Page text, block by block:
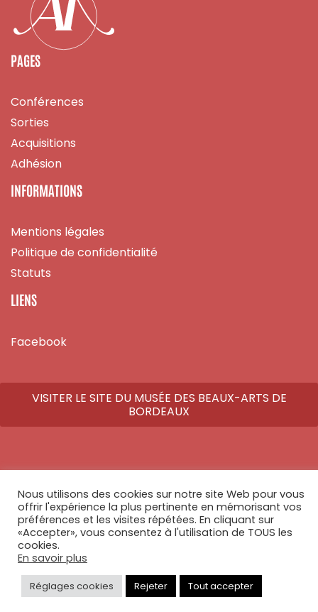
PAGES
Conférences
Sorties
Acquisitions
Adhésion
INFORMATIONS
Mentions légales
Politique de confidentialité
Statuts
LIENS
Facebook
VISITER LE SITE DU MUSÉE DES BEAUX-ARTS DE
BORDEAUX
© Copyright 2026 - Tous droits réservés - Réalisé par Athome Studio
Nous utilisons des cookies sur notre site Web pour vous
offrir l'expérience la plus pertinente en mémorisant vos
préférences et les visites répétées. En cliquant sur
«Accepter», vous consentez à l'utilisation de TOUS les
cookies.
En savoir plus
Réglages cookies Rejeter Tout accepter